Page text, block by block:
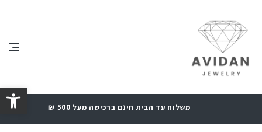
פתח סרגל נגישות
משלוח עד הבית חינם ברכישה מעל 500 ₪